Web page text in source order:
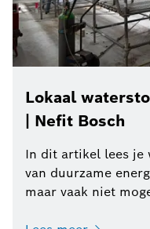
Lokaal
| Nefit Bosch
In dit artikel lees je
van duurzame
maar vaak niet